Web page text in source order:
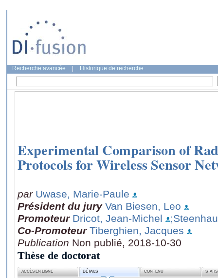
Recherche avancée Historique de recherche
Experimental Comparison of
Protocols for Wireless Sensor
par Uwase, Marie-Paule
Président du jury Van Biesen, Leo
Promoteur Dricot, Jean-Michel
Co-Promoteur Tiberghien, Jacques
Publication Non publié, 2018-10-30
Thèse de doctorat
ACCÈS EN LIGNE DÉTAILS CONTENU